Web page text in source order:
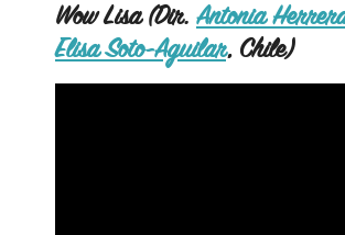
Wow Lisa (Dir. Antonia
Elisa Soto-Aguilar, Chile)